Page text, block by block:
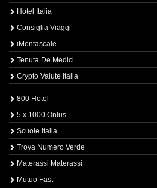
Hotel Italia
Consiglia Viaggi
iMontascale
Tenuta De Medici
Crypto Valute Italia
800 Hotel
5 x 1000 Onlus
Scuole Italia
Trova Numero Verde
Materassi Materassi
Mutuo Fast